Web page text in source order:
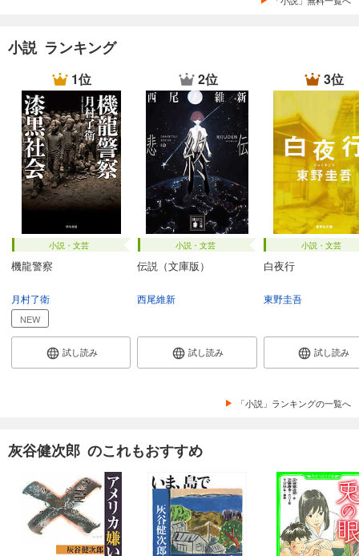
小説 ランキング
1位
小説・文芸
機龍警察
月村了衛
NEW
試し読み
2位
小説・文芸
伝説（文庫版）
西尾維新
試し読み
3位
小説・文芸
白夜行
東野圭吾
試し読み
「小説」ランキングの一覧へ
灰谷健次郎 のこれもおすすめ